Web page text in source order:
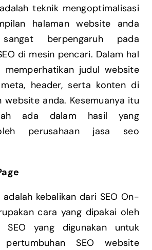
teknik mengoptimalisasi
halaman website anda
berpengaruh pada
di mesin pencari. Dalam hal
memperhatikan judul website
header, serta konten di
website anda. Kesemuanya itu
ada dalam hasil yang
perusahaan jasa seo
adalah kebalikan dari SEO On-
cara yang dipakai oleh
SEO yang digunakan untuk
pertumbuhan SEO website